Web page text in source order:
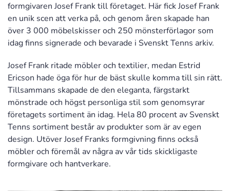
formgivaren Josef Frank till företaget. Här fick Josef Frank
en unik scen att verka på, och genom åren skapade han
över 3 000 möbelskisser och 250 mönsterförlagor som
idag finns signerade och bevarade i Svenskt Tenns arkiv.
Josef Frank ritade möbler och textilier, medan Estrid
Ericson hade öga för hur de bäst skulle komma till sin rätt.
Tillsammans skapade de den eleganta, färgstarkt
mönstrade och högst personliga stil som genomsyrar
företagets sortiment än idag. Hela 80 procent av Svenskt
Tenns sortiment består av produkter som är av egen
design. Utöver Josef Franks formgivning finns också
möbler och föremål av några av vår tids skickligaste
formgivare och hantverkare.